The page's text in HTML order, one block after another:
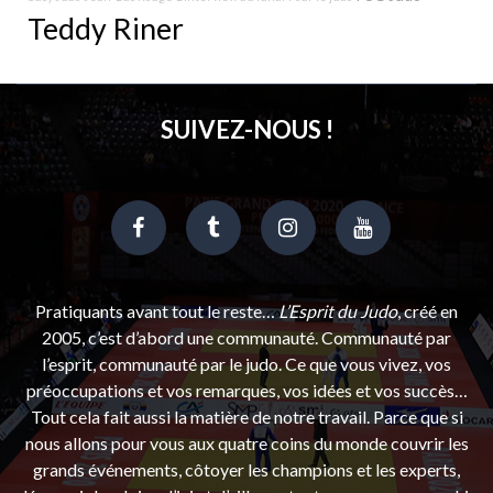
Teddy Riner
SUIVEZ-NOUS !
Pratiquants avant tout le reste…L’Esprit du Judo, créé en
2005, c’est d’abord une communauté. Communauté par
l’esprit, communauté par le judo. Ce que vous vivez, vos
préoccupations et vos remarques, vos idées et vos succès…
Tout cela fait aussi la matière de notre travail. Parce que si
nous allons pour vous aux quatre coins du monde couvrir les
grands événements, côtoyer les champions et les experts,